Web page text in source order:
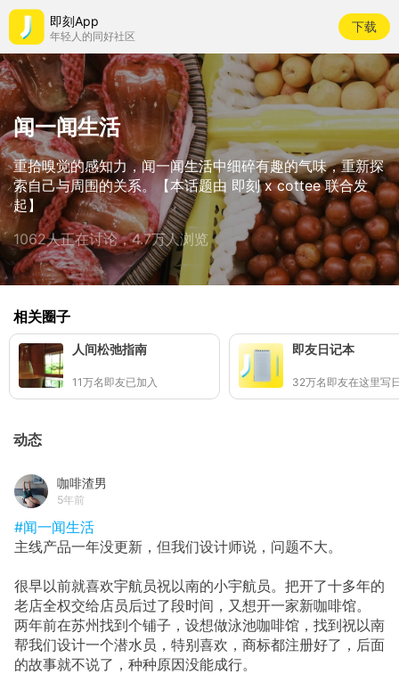
即刻App
年轻人的同好社区
下载
闻一闻生活
重拾嗅觉的感知力，闻一闻生活中细碎有趣的气味，重新探
索自己与周围的关系。【本话题由 即刻 x cottee 联合发
起】
1062人正在讨论，4.7万人浏览
相关圈子
人间松弛指南
11万名即友已加入
即友日记本
32万名即友在这里写
动态
咖啡渣男
5年前
#闻一闻生活
主线产品一年没更新，但我们设计师说，问题不大。
很早以前就喜欢宇航员祝以南的小宇航员。把开了十多年的
老店全权交给店员后过了段时间，又想开一家新咖啡馆。
两年前在苏州找到个铺子，设想做泳池咖啡馆，找到祝以南
帮我们设计一个潜水员，特别喜欢，商标都注册好了，后面
的故事就不说了，种种原因没能成行。